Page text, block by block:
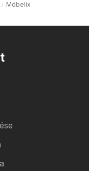
Möbelix